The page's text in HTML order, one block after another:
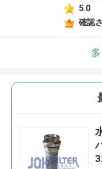
5.0
確認